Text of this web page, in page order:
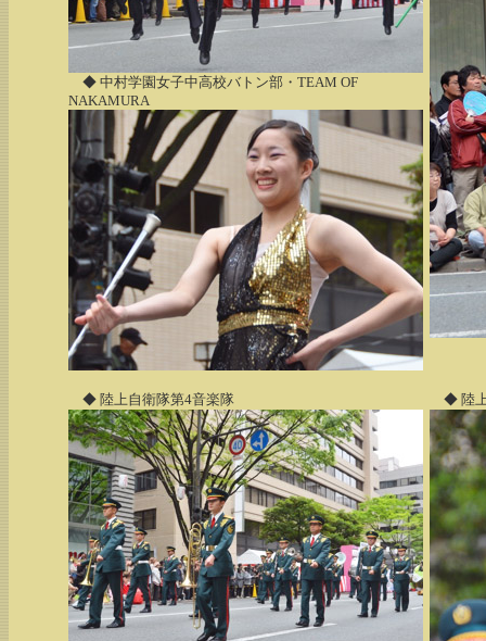
◆ 中村学園女子中高校バトン部・TEAM OF
NAKAMURA
◆ 陸上自衛隊第4音楽隊 ◆ 陸上